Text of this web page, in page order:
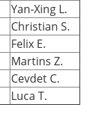
Yan-Xing L.
Christian S.
Felix E.
Martins Z.
Cevdet C.
Luca T.